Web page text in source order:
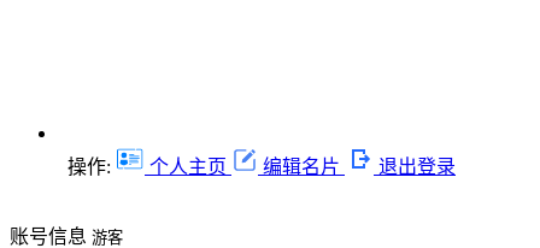
操作: 个人主页 编辑名片 退出登录
账号信息 游客